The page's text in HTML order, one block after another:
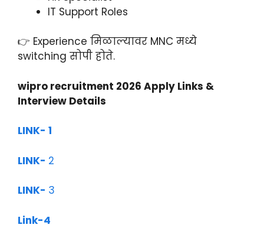
IT Support Roles
👉 Experience मिळाल्यावर MNC मध्ये
switching सोपी होते.
wipro recruitment 2026 Apply Links &
Interview Details
LINK- 1
LINK- 2
LINK- 3
Link-4